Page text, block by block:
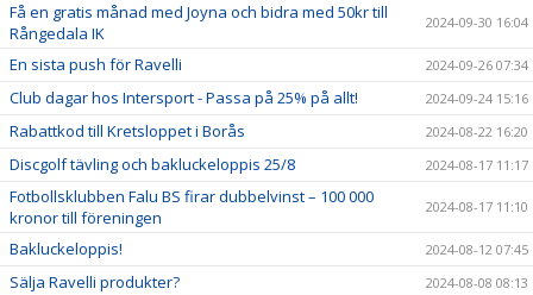
Få en gratis månad med Joyna och bidra med 50kr till
Rångedala IK
2024-09-30 16:04
En sista push för Ravelli 2024-09-26 07:34
Club dagar hos Intersport - Passa på 25% på allt! 2024-09-24 15:16
Rabattkod till Kretsloppet i Borås 2024-08-22 16:20
Discgolf tävling och bakluckeloppis 25/8 2024-08-17 11:17
Fotbollsklubben Falu BS firar dubbelvinst – 100 000
kronor till föreningen
2024-08-17 11:10
Bakluckeloppis! 2024-08-12 07:45
Sälja Ravelli produkter? 2024-08-08 08:13